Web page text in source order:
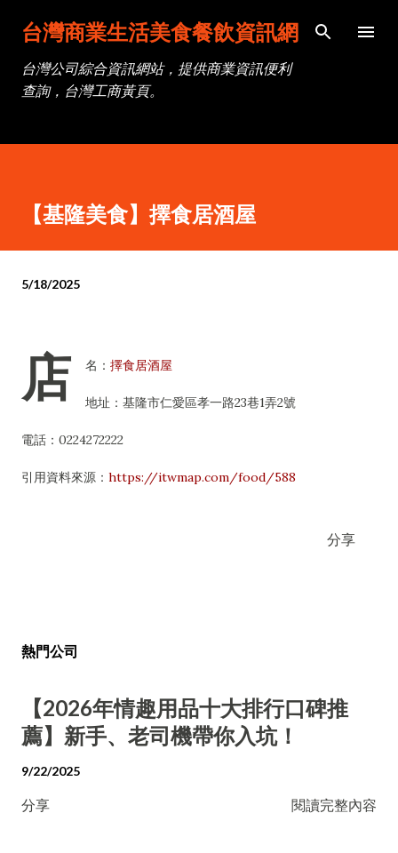
跳到主要內容
台灣商業生活美食餐飲資訊網
台灣公司綜合資訊網站，提供商業資訊便利
查詢，台灣工商黃頁。
【基隆美食】擇食居酒屋
5/18/2025
店 名： 擇食居酒屋
地址：基隆市仁愛區孝一路23巷1弄2號
電話：0224272222
引用資料來源： https://itwmap.com/food/588
分享
熱門公司
【2026年情趣用品十大排行口碑推
薦】新手、老司機帶你入坑！
9/22/2025
分享 閱讀完整內容